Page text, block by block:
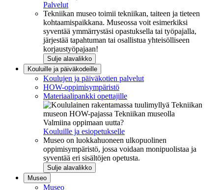
Palvelut
Tekniikan museo toimii tekniikan, taiteen ja tieteen
kohtaamispaikkana. Museossa voit esimerkiksi
syventää ymmärrystäsi opastuksella tai työpajalla,
järjestää tapahtuman tai osallistua yhteisölliseen
korjaustyöpajaan!
Sulje alavalikko
Kouluille ja päiväkodeille
Koulujen ja päiväkotien palvelut
HOW-oppimisympäristö
Materiaalipankki opettajille
Valmiina oppimaan uutta?
Kouluille ja esiopetukselle
Museo on luokkahuoneen ulkopuolinen
oppimisympäristö, jossa voidaan monipuolistaa ja
syventää eri sisältöjen opetusta.
Sulje alavalikko
Museo
Museo